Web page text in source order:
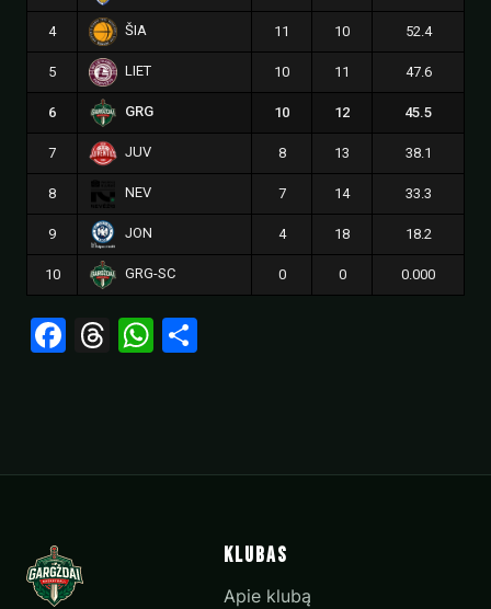
4 ŠIA 11 10 52.4
5 LIET 10 11 47.6
6 GRG 10 12 45.5
7 JUV 8 13 38.1
8 NEV 7 14 33.3
9 JON 4 18 18.2
10 GRG-SC 0 0 0.000
Facebook
Threads
WhatsApp
Klubas
Apie klubą